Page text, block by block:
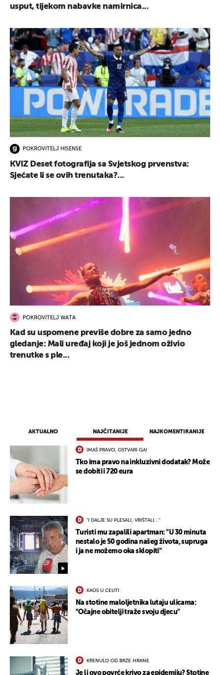
AKTUALNO NAJČITANIJE NAJKOMENTIRANIJE
IMAŠ PRAVO, OSTVARI GA!
Tko ima pravo na inkluzivni dodatak? Može
se dobiti i 720 eura
"I DALJE SU PLESALI, VRIŠTALI..."
Turisti mu zapalili apartman: "U 30 minuta
nestalo je 50 godina našeg života, supruga
i ja ne možemo oka sklopiti"
KAOS U CEUTI
Na stotine maloljetnika lutaju ulicama:
"Očajne obitelji traže svoju djecu"
KRENULO OD BRZE HRANE
Je li ovo povrće krivo za epidemiju? Stotine
usput, tijekom nabavke namirnica...
POKROVITELJ HISENSE
KVIZ Deset fotografija sa Svjetskog prvenstva:
Sjećate li se ovih trenutaka?...
POKROVITELJ WATA
Kad su uspomene previše dobre za samo jedno
gledanje: Mali uređaj koji je još jednom oživio
trenutke s ple...